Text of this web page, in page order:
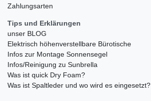
Zahlungsarten
Tips und Erklärungen
unser BLOG
Elektrisch höhenverstellbare Bürotische
Infos zur Montage Sonnensegel
Infos/Reinigung zu Sunbrella
Was ist quick Dry Foam?
Was ist Spaltleder und wo wird es eingesetzt?